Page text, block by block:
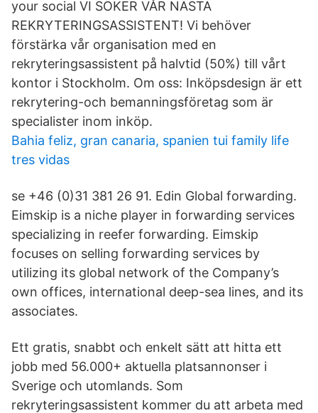
your social VI SÖKER VÅR NÄSTA
REKRYTERINGSASSISTENT! Vi behöver
förstärka vår organisation med en
rekryteringsassistent på halvtid (50%) till vårt
kontor i Stockholm. Om oss: Inköpsdesign är ett
rekrytering-och bemanningsföretag som är
specialister inom inköp.
Bahia feliz, gran canaria, spanien tui family life
tres vidas
se +46 (0)31 381 26 91. Edin Global forwarding.
Eimskip is a niche player in forwarding services
specializing in reefer forwarding. Eimskip
focuses on selling forwarding services by
utilizing its global network of the Company’s
own offices, international deep-sea lines, and its
associates.
Ett gratis, snabbt och enkelt sätt att hitta ett
jobb med 56.000+ aktuella platsannonser i
Sverige och utomlands. Som
rekryteringsassistent kommer du att arbeta med